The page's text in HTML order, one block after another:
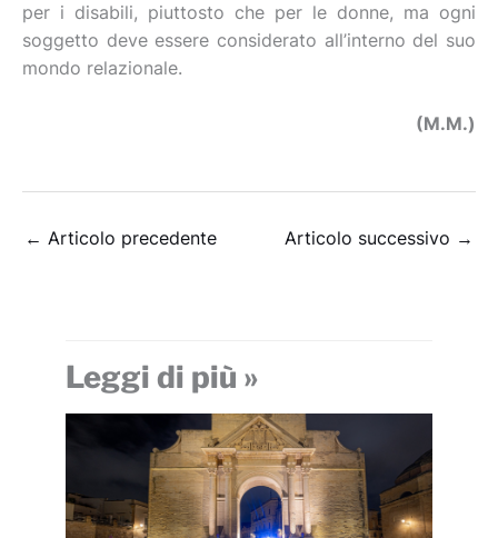
per i disabili, piuttosto che per le donne, ma ogni
soggetto deve essere considerato all’interno del suo
mondo relazionale.
(M.M.)
← Articolo precedente Articolo successivo →
Leggi di più »